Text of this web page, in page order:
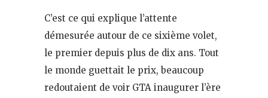
C’est ce qui explique l’attente
démesurée autour de ce sixième volet,
le premier depuis plus de dix ans. Tout
le monde guettait le prix, beaucoup
redoutaient de voir GTA inaugurer l’ère